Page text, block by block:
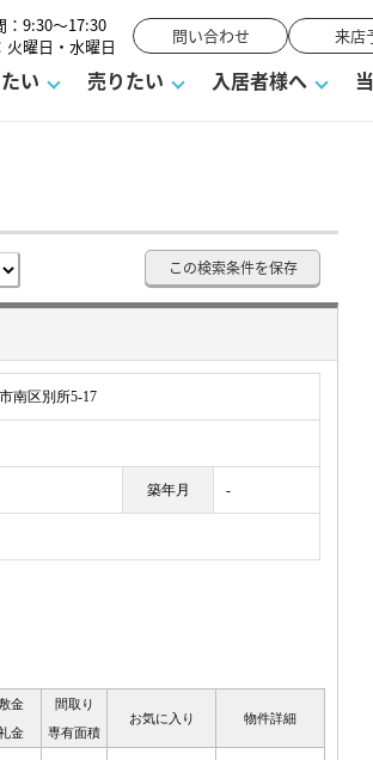
：9:30～17:30
火曜日・水曜日
問い合わせ 来店
駐車場を探す お気に入り一覧
問 不動産用語・賃貸用語集
空室対策 業界ニュース
い
よくある質問 マンションVS
売りたい
相続 仲介手数料について
必要な書類 売却の流れ
入居者様へ
フォーム
様の声 街紹介 お問い合わせ
針
この検索条件を保存
南区別所5-17
築年月 -
金
金
間取り
専有面積
お気に入り 物件詳細